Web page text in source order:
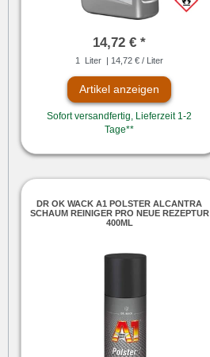
14,72 € *
1 Liter | 14,72 € / Liter
Artikel anzeigen
Sofort versandfertig, Lieferzeit 1-2
Tage**
DR OK WACK A1 POLSTER ALCANTRA
SCHAUM REINIGER PRO NEUE REZEPTUR
400ML